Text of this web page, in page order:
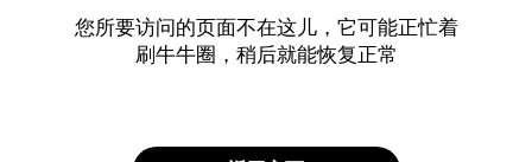
您所要访问的页面不在这儿，它可能正忙着
刷牛牛圈，稍后就能恢复正常